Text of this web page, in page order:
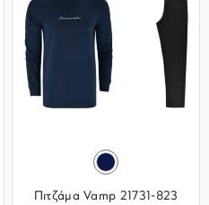
Πιτζάμα Vamp 21731-823